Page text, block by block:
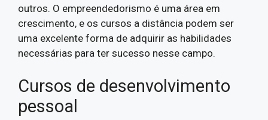
outros. O empreendedorismo é uma área em
crescimento, e os cursos a distância podem ser
uma excelente forma de adquirir as habilidades
necessárias para ter sucesso nesse campo.
Cursos de desenvolvimento
pessoal